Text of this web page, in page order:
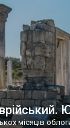
Раритети
ЮНЕСКО
«Золото
це лише […]
місяців